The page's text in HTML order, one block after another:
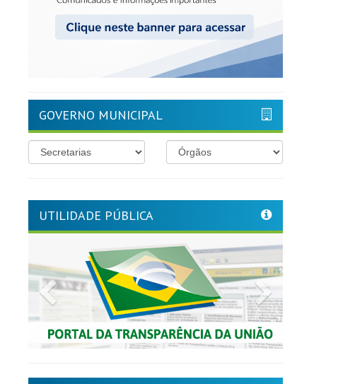
GOVERNO MUNICIPAL
UTILIDADE PÚBLICA
Previous